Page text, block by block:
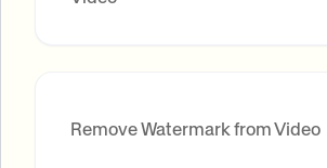
Remove Watermark from Video